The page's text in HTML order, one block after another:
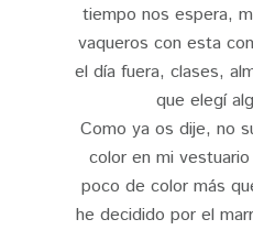
tiempo nos espera,
vaqueros con esta
el día fuera, clases,
que elegí
Como ya os dije, no
color en mi
poco de color más
he decidido por el